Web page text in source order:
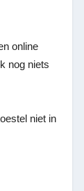
online
nog niets
niet in